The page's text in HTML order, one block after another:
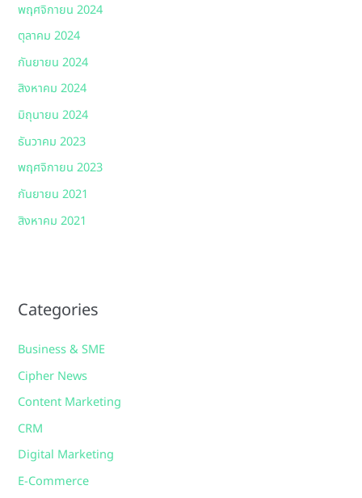
พฤศจิกายน 2024
ตุลาคม 2024
กันยายน 2024
สิงหาคม 2024
มิถุนายน 2024
ธันวาคม 2023
พฤศจิกายน 2023
กันยายน 2021
สิงหาคม 2021
Categories
Business & SME
Cipher News
Content Marketing
CRM
Digital Marketing
E-Commerce